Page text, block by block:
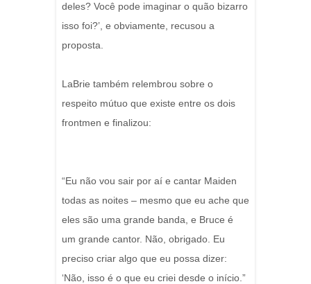
deles? Você pode imaginar o quão bizarro
isso foi?’, e obviamente, recusou a
proposta.
LaBrie também relembrou sobre o
respeito mútuo que existe entre os dois
frontmen e finalizou:
“Eu não vou sair por aí e cantar Maiden
todas as noites – mesmo que eu ache que
eles são uma grande banda, e Bruce é
um grande cantor. Não, obrigado. Eu
preciso criar algo que eu possa dizer:
‘Não, isso é o que eu criei desde o início.”